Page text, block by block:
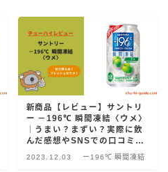
新商品【レビュー】サントリ
ー －196℃ 瞬間凍結〈ウメ〉
｜うまい？まずい？実際に飲
んだ感想やSNSでの口コミ・
2023.12.03 ー196℃ 瞬間凍結